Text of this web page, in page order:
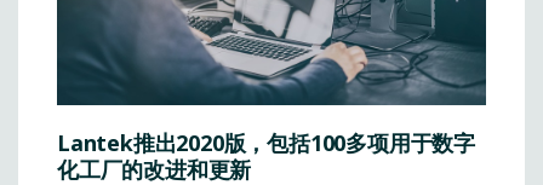
Lantek推出2020版，包括100多项用于数字
化工厂的改进和更新